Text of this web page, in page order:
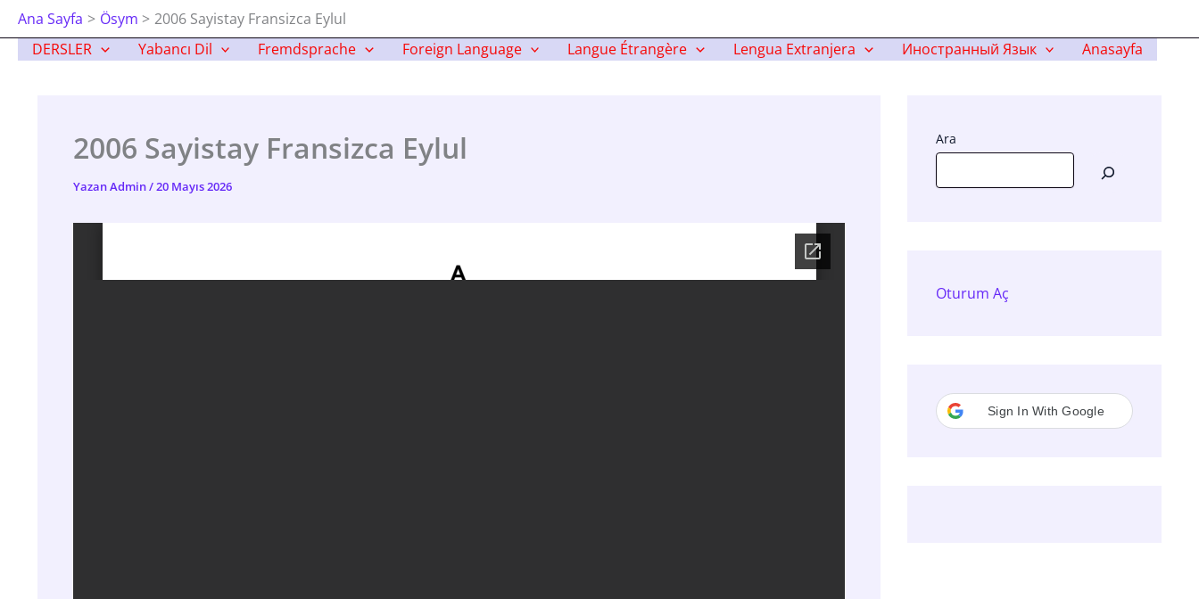
İçeriğe
Atla
DERSLER Yabancı Dil Fremdsprache Foreign Language Langue Étrangère Lengua Extranjera Иностранный Язык Anasayfa
Ana Sayfa Ösym 2006 Sayistay Fransizca Eylul
2006 Sayistay Fransizca Eylul
YazanAdmin/20 Mayıs 2026
Ara
Oturum Aç
Sign In With Google